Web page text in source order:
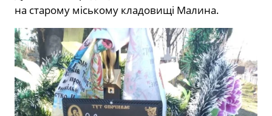
на старому міському кладовищі Малина.